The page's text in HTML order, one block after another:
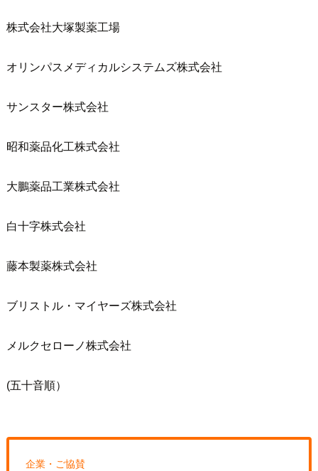
株式会社大塚製薬工場
オリンパスメディカルシステムズ株式会社
サンスター株式会社
昭和薬品化工株式会社
大鵬薬品工業株式会社
白十字株式会社
藤本製薬株式会社
ブリストル・マイヤーズ株式会社
メルクセローノ株式会社
(五十音順）
企業・ご協賛